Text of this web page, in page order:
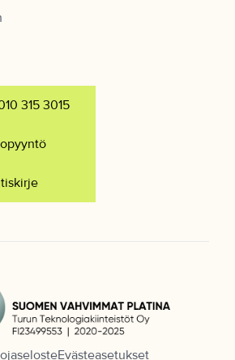
315 3015
Evästeasetukset